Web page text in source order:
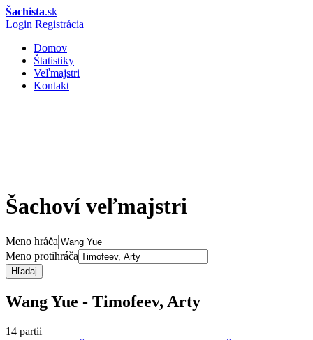
Šachista.sk
Login Registrácia
Domov
Štatistiky
Veľmajstri
Kontakt
Šachoví veľmajstri
Meno hráča
Meno protihráča
Hľadaj
Wang Yue - Timofeev, Arty
14 partii